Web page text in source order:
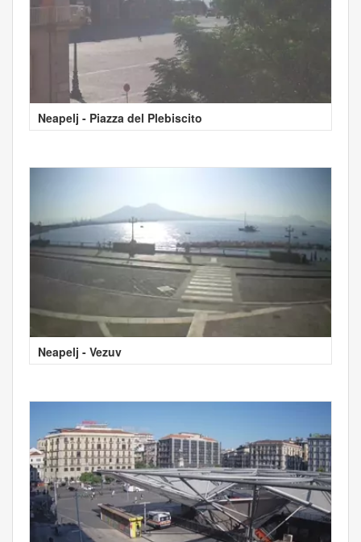
Neapelj - Piazza del Plebiscito
Neapelj - Vezuv